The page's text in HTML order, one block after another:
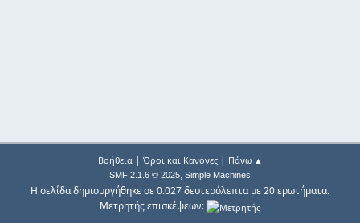
Βοήθεια| Όροι και Κανόνες| Πάνω ▲
SMF 2.1.6 © 2025, Simple Machines
Η σελίδα δημιουργήθηκε σε 0.027 δευτερόλεπτα με 20 ερωτήματα.
Μετρητής επισκέψεων: